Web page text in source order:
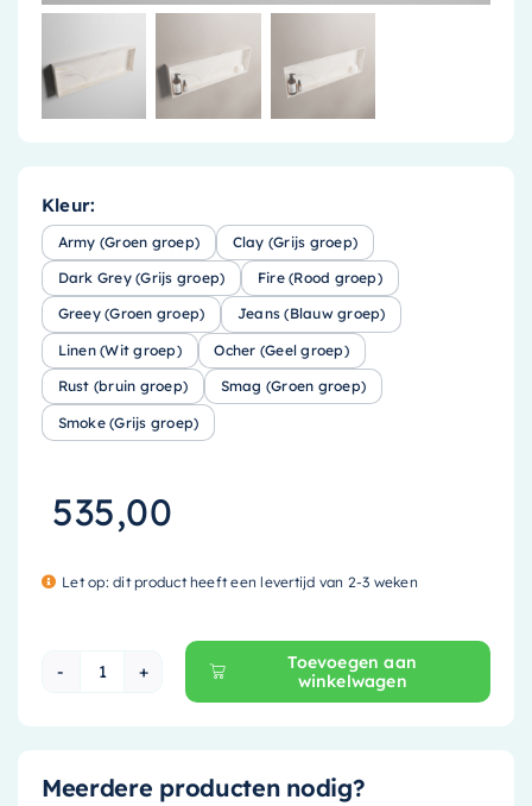
Kleur:
Army (Groen groep) Clay (Grijs groep)
Dark Grey (Grijs groep) Fire (Rood groep)
Greey (Groen groep) Jeans (Blauw groep)
Linen (Wit groep) Ocher (Geel groep)
Rust (bruin groep) Smag (Groen groep)
Smoke (Grijs groep)
535,00
Let op: dit product heeft een levertijd van 2-3 weken
Mondiaz EASY Nis - 89.5x29.5cm - solid
Toevoegen aan
winkelwagen
Meerdere producten nodig?